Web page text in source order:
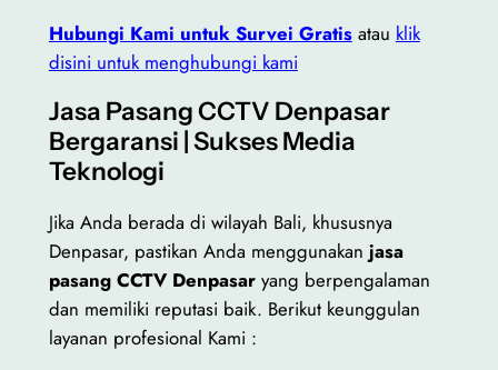
Hubungi Kami untuk Survei Gratisatau klik
disini untuk menghubungi kami
Jasa Pasang CCTV Denpasar
Bergaransi | Sukses Media
Teknologi
Jika Anda berada di wilayah Bali, khususnya
Denpasar, pastikan Anda menggunakan jasa
pasang CCTV Denpasaryang berpengalaman
dan memiliki reputasi baik. Berikut keunggulan
layanan profesional Kami :